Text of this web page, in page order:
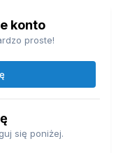
konto
proste!
się poniżej.